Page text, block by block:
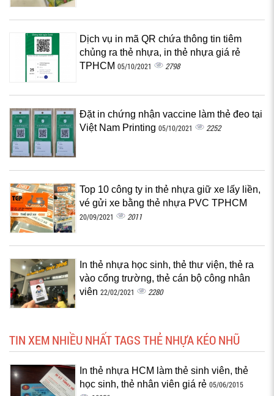
Dịch vụ in mã QR chứa thông tin tiêm
chủng ra thẻ nhựa, in thẻ nhựa giá rẻ
TPHCM 05/10/2021 2798
Đặt in chứng nhận vaccine làm thẻ đeo tại
Việt Nam Printing 05/10/2021 2252
Top 10 công ty in thẻ nhựa giữ xe lấy liền,
vé gửi xe bằng thẻ nhựa PVC TPHCM
20/09/2021 2011
In thẻ nhựa học sinh, thẻ thư viện, thẻ ra
vào cổng trường, thẻ cán bộ công nhân
viên 22/02/2021 2280
TIN XEM NHIỀU NHẤT TAGS THẺ NHỰA KÉO NHŨ
In thẻ nhựa HCM làm thẻ sinh viên, thẻ
học sinh, thẻ nhân viên giá rẻ 05/06/2015